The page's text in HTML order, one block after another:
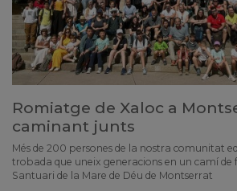
Romiatge de Xaloc a
caminant junts
Més de 200 persones de la nostra comunitat
trobada que uneix generacions en un camí de
Santuari de la Mare de Déu de Montserrat